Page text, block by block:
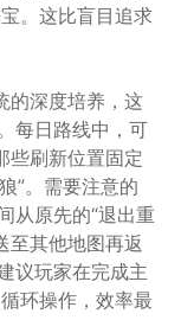
。这比盲目追求
的深度培养，这
每日路线中，可
些刷新位置固定
”。需要注意的
从原先的“退出重
至其他地图再返
议玩家在完成主
环操作，效率最